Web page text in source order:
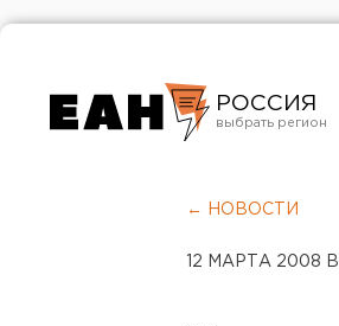
РОССИЯ
Челябинск
← НОВОСТИ
12 МАРТА 2008 В